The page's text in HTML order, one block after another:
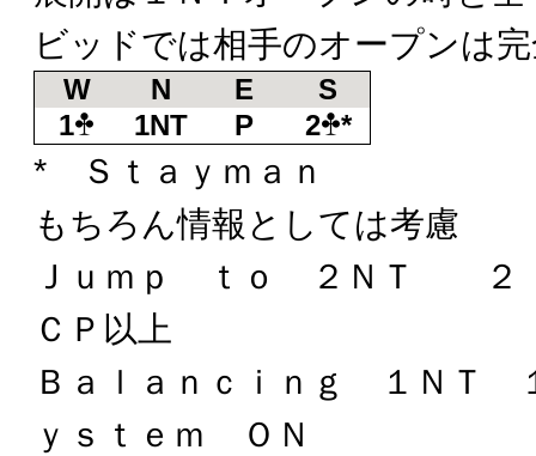
ビッドでは相手のオープンは
W N E
S
1
1NT P 2 *
* Ｓｔａｙｍａｎ
もちろん情報としては考慮
Ｊｕｍｐ ｔｏ ２ＮＴ ２
ＣＰ以上
Ｂａｌａｎｃｉｎｇ １ＮＴ
ｙｓｔｅｍ ＯＮ